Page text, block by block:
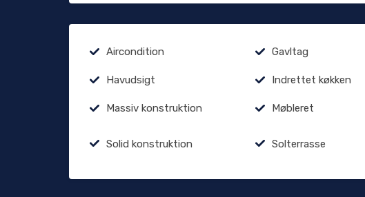
Aircondition Gavltag
Havudsigt Indrettet køkken
Massiv konstruktion Møbleret
Solid konstruktion Solterrasse